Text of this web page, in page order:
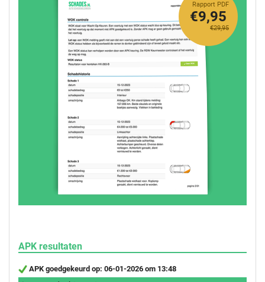
Rapport PDF
€29,95
€9,95
APK resultaten
APK goedgekeurd op: 06-01-2026 om 13:48